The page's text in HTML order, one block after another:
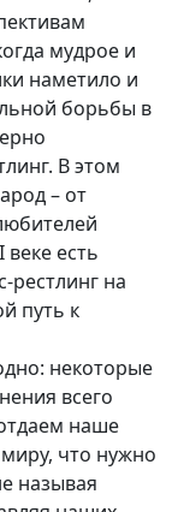
мудрое и
наметило и
борьбы в
В этом
– от
есть
рестлинг на
путь к
некоторые
всего
наше
что нужно
называя